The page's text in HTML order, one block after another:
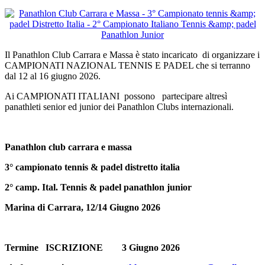
Il Panathlon Club Carrara e Massa è stato incaricato di organizzare i
CAMPIONATI NAZIONAL TENNIS E PADEL che si terranno
dal 12 al 16 giugno 2026.
Ai CAMPIONATI ITALIANI possono partecipare altresì
panathleti senior ed junior dei Panathlon Clubs internazionali.
Panathlon club carrara e massa
3° campionato tennis & padel distretto italia
2° camp. Ital. Tennis & padel panathlon junior
Marina di Carrara, 12/14 Giugno 2026
Termine ISCRIZIONE 3 Giugno 2026